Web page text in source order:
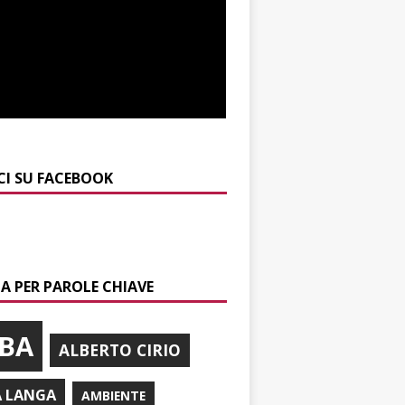
SU FACEBOOK
PER PAROLE CHIAVE
ALBERTO CIRIO
LANGA AMBIENTE